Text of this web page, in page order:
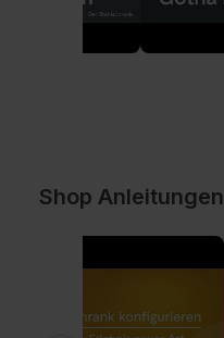
Shop Anleitungen